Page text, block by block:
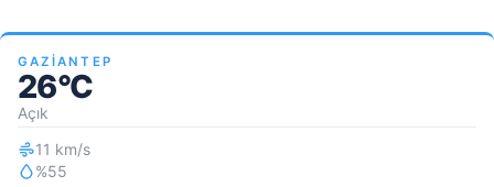
GAZIANTEP
26°C
Açık
11 km/s
%55